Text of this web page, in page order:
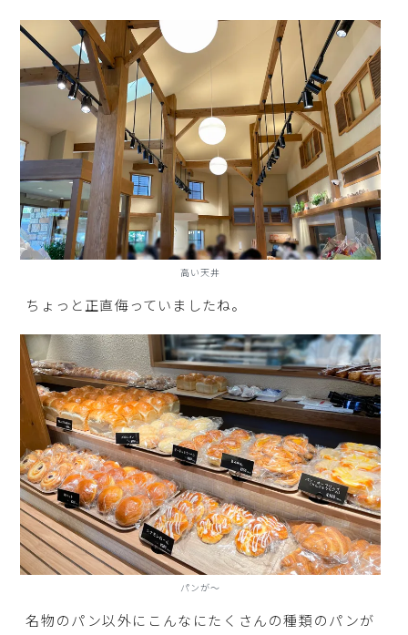
高い天井
ちょっと正直侮っていましたね。
パンが～
名物のパン以外にこんなにたくさんの種類のパンが